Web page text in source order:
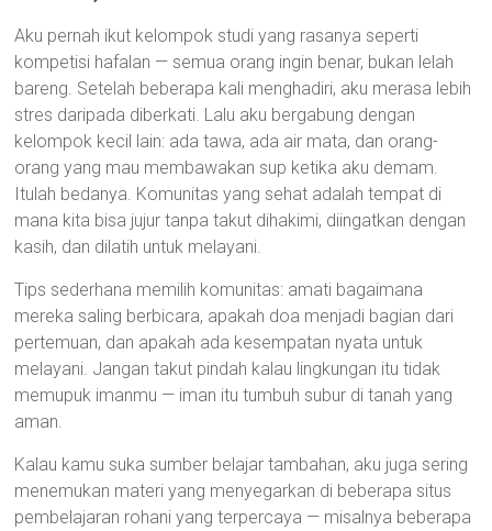
Aku pernah ikut kelompok studi yang rasanya seperti
kompetisi hafalan — semua orang ingin benar, bukan lelah
bareng. Setelah beberapa kali menghadiri, aku merasa lebih
stres daripada diberkati. Lalu aku bergabung dengan
kelompok kecil lain: ada tawa, ada air mata, dan orang-
orang yang mau membawakan sup ketika aku demam.
Itulah bedanya. Komunitas yang sehat adalah tempat di
mana kita bisa jujur tanpa takut dihakimi, diingatkan dengan
kasih, dan dilatih untuk melayani.
Tips sederhana memilih komunitas: amati bagaimana
mereka saling berbicara, apakah doa menjadi bagian dari
pertemuan, dan apakah ada kesempatan nyata untuk
melayani. Jangan takut pindah kalau lingkungan itu tidak
memupuk imanmu — iman itu tumbuh subur di tanah yang
aman.
Kalau kamu suka sumber belajar tambahan, aku juga sering
menemukan materi yang menyegarkan di beberapa situs
pembelajaran rohani yang terpercaya — misalnya beberapa